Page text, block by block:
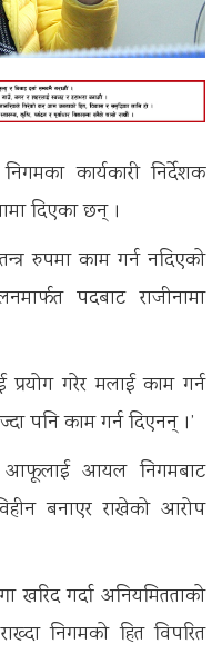
कार्यकारी निर्देशक
दिएका छन् ।
रुपमा काम गर्न नदिएको
पदबाट राजीनामा
प्रयोग गरेर मलाई काम गर्न
पनि काम गर्न दिएनन् ।’
आफूलाई आयल निगमबाट
बनाएर राखेको आरोप
खरिद गर्दा अनियमितताको
निगमको हित विपरित